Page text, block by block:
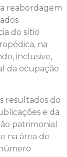
reabordagem
do sítio
na
inclusive,
da ocupação
resultados do
e da
patrimonial
na área de